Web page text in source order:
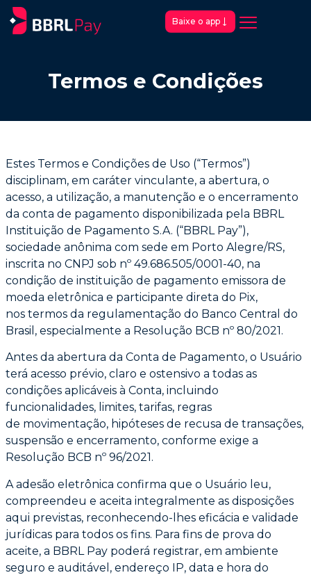
Baixe o app
Termos e Condições
Estes Termos e Condições de Uso (“Termos”)
disciplinam, em caráter vinculante, a abertura, o
acesso, a utilização, a manutenção e o encerramento
da conta de pagamento disponibilizada pela BBRL
Instituição de Pagamento S.A. (“BBRL Pay”),
sociedade anônima com sede em Porto Alegre/RS,
inscrita no CNPJ sob nº 49.686.505/0001-40, na
condição de instituição de pagamento emissora de
moeda eletrônica e participante direta do Pix,
nos termos da regulamentação do Banco Central do
Brasil, especialmente a Resolução BCB nº 80/2021.
Antes da abertura da Conta de Pagamento, o Usuário
terá acesso prévio, claro e ostensivo a todas as
condições aplicáveis à Conta, incluindo
funcionalidades, limites, tarifas, regras
de movimentação, hipóteses de recusa de transações,
suspensão e encerramento, conforme exige a
Resolução BCB nº 96/2021.
A adesão eletrônica confirma que o Usuário leu,
compreendeu e aceita integralmente as disposições
aqui previstas, reconhecendo-lhes eficácia e validade
jurídicas para todos os fins. Para fins de prova do
aceite, a BBRL Pay poderá registrar, em ambiente
seguro e auditável, endereço IP, data e hora do